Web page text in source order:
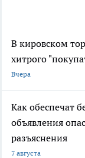
В кировском
хитрого
Вчера
Как обеспечат
объявления
разъяснения
7 августа